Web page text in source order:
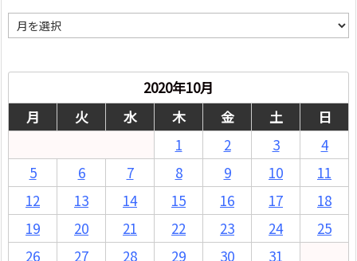
別
2020年10月
月
火 水 木 金 土
日
1
2 3
4
5
6 7 8 9 10
11
12
13 14 15 16 17
18
19
20 21 22 23 24
25
26
27 28 29 30 31